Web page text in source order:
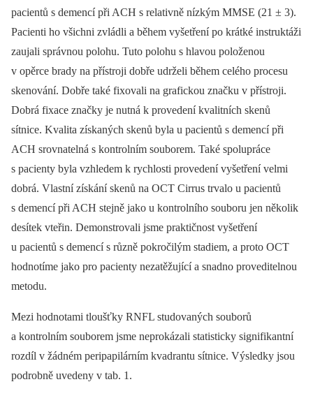
pacientů s demencí při ACH s relativně nízkým MMSE (21 ± 3).
Pacienti ho všichni zvládli a během vyšetření po krátké instruktáži
zaujali správnou polohu. Tuto polohu s hlavou položenou
v opěrce brady na přístroji dobře udrželi během celého procesu
skenování. Dobře také fixovali na grafickou značku v přístroji.
Dobrá fixace značky je nutná k provedení kvalitních skenů
sítnice. Kvalita získaných skenů byla u pacientů s demencí při
ACH srovnatelná s kontrolním souborem. Také spolupráce
s pacienty byla vzhledem k rychlosti provedení vyšetření velmi
dobrá. Vlastní získání skenů na OCT Cirrus trvalo u pacientů
s demencí při ACH stejně jako u kontrolního souboru jen několik
desítek vteřin. Demonstrovali jsme praktičnost vyšetření
u pacientů s demencí s různě pokročilým stadiem, a proto OCT
hodnotíme jako pro pacienty nezatěžující a snadno proveditelnou
metodu.
Mezi hodnotami tloušťky RNFL studovaných souborů
a kontrolním souborem jsme neprokázali statisticky signifikantní
rozdíl v žádném peripapilárním kvadrantu sítnice. Výsledky jsou
podrobně uvedeny v tab. 1.